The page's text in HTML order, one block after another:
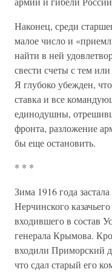
Наконец, среди
малое число и
найти в ней
свести счеты с тем
Я глубоко убежден,
ставка и все
единодушны,
фронта, разложение
бы еще остановить.
* * *
Зима 1916 года
Нерчинского
входившего в состав
генерала Крымова.
входили Приморский
что сдал старый его